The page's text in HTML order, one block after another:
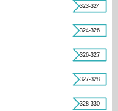
323-324
324-326
326-327
327-328
328-330